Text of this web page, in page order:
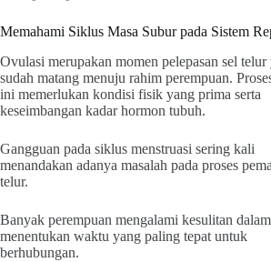
Memahami Siklus Masa Subur pada Sistem
Ovulasi merupakan momen pelepasan sel telur
sudah matang menuju rahim perempuan.
ini memerlukan kondisi fisik yang prima serta
keseimbangan kadar hormon tubuh.
Gangguan pada siklus menstruasi sering kali
menandakan adanya masalah pada proses
telur.
Banyak perempuan mengalami kesulitan dalam
menentukan waktu yang paling tepat untuk
berhubungan.